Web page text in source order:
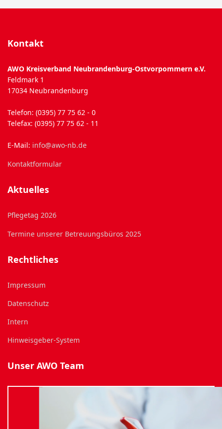
Kontakt
AWO Kreisverband Neubrandenburg-Ostvorpommern e.V.
Feldmark 1
17034 Neubrandenburg
Telefon: (0395) 77 75 62 - 0
Telefax: (0395) 77 75 62 - 11
E-Mail: info@awo-nb.de
Kontaktformular
Aktuelles
Pflegetag 2026
Termine unserer Betreuungsbüros 2025
Rechtliches
Impressum
Datenschutz
Intern
Hinweisgeber-System
Unser AWO Team